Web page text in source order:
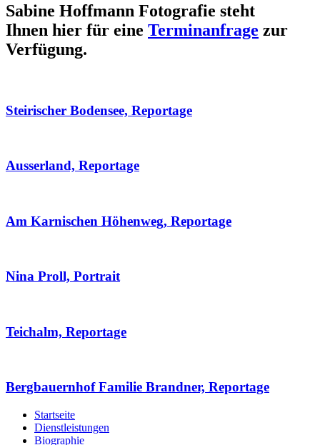
Sabine Hoffmann Fotografie steht
Ihnen hier für eine Terminanfrage zur
Verfügung.
Steirischer Bodensee, Reportage
Ausserland, Reportage
Am Karnischen Höhenweg, Reportage
Nina Proll, Portrait
Teichalm, Reportage
Bergbauernhof Familie Brandner, Reportage
Startseite
Dienstleistungen
Biographie